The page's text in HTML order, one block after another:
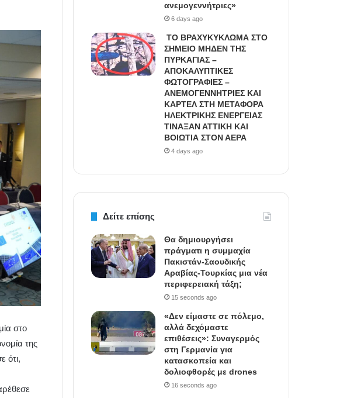
στο
της
ότι,
ανεμογεννήτριες»
6 days ago
ΤΟ ΒΡΑΧΥΚΥΚΛΩΜΑ ΣΤΟ
ΣΗΜΕΙΟ ΜΗΔΕΝ ΤΗΣ
ΠΥΡΚΑΓΙΑΣ –
ΑΠΟΚΑΛΥΠΤΙΚΕΣ
ΦΩΤΟΓΡΑΦΙΕΣ –
ΑΝΕΜΟΓΕΝΝΗΤΡΙΕΣ ΚΑΙ
ΚΑΡΤΕΛ ΣΤΗ ΜΕΤΑΦΟΡΑ
ΗΛΕΚΤΡΙΚΗΣ ΕΝΕΡΓΕΙΑΣ
ΤΙΝΑΞΑΝ ΑΤΤΙΚΗ ΚΑΙ
ΒΟΙΩΤΙΑ ΣΤΟΝ ΑΕΡΑ
4 days ago
Δείτε επίσης
Θα δημιουργήσει
πράγματι η συμμαχία
Πακιστάν-Σαουδικής
Αραβίας-Τουρκίας μια νέα
περιφερειακή τάξη;
15 seconds ago
«Δεν είμαστε σε πόλεμο,
αλλά δεχόμαστε
επιθέσεις»: Συναγερμός
στη Γερμανία για
κατασκοπεία και
δολιοφθορές με drones
16 seconds ago